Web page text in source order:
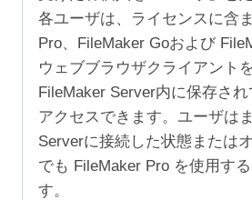
各ユーザは、ライセンスに含
Pro、FileMaker Goおよび
ウェブブラウザクライアント
FileMaker Server内に保存さ
アクセスできます。ユーザは
Serverに接続した状態または
でも FileMaker Pro を使用す
す。